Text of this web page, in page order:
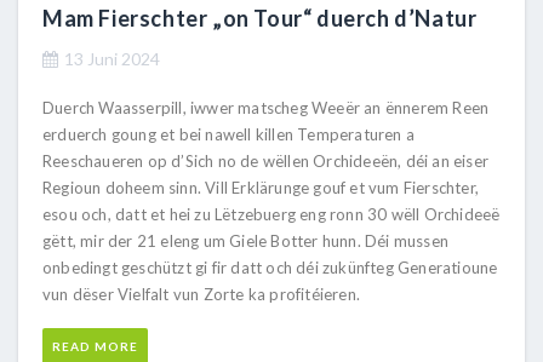
Mam Fierschter „on Tour“ duerch d’Natur
13 Juni 2024
Duerch Waasserpill, iwwer matscheg Weeër an ënnerem Reen
erduerch goung et bei nawell killen Temperaturen a
Reeschaueren op d’Sich no de wëllen Orchideeën, déi an eiser
Regioun doheem sinn. Vill Erklärunge gouf et vum Fierschter,
esou och, datt et hei zu Lëtzebuerg eng ronn 30 wëll Orchideeë
gëtt, mir der 21 eleng um Giele Botter hunn. Déi mussen
onbedingt geschützt gi fir datt och déi zukünfteg Generatioune
vun dëser Vielfalt vun Zorte ka profitéieren.
READ MORE